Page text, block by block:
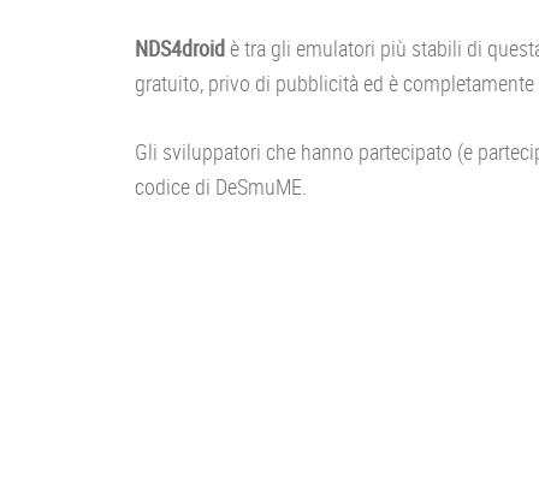
NDS4droid è tra gli emulatori più stabili di
gratuito, privo di pubblicità ed è
Gli sviluppatori che hanno partecipato (e
codice di DeSmuME.